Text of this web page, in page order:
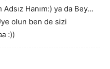
Hanım:) ya da Bey…
olun ben de sizi
:))